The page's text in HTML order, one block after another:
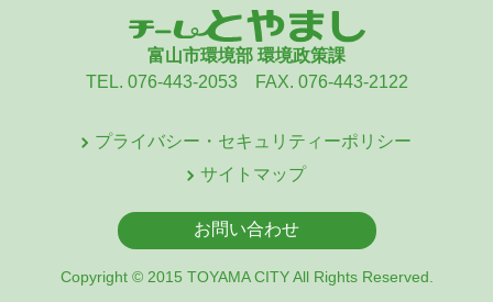
富山市環境部 環境政策課
TEL. 076-443-2053 FAX. 076-443-2122
プライバシー・セキュリティーポリシー
サイトマップ
お問い合わせ
Copyright © 2015 TOYAMA CITY All Rights Reserved.